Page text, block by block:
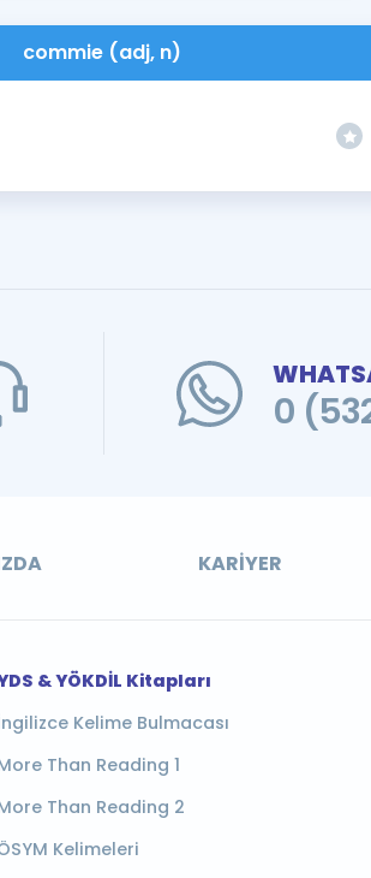
commie (adj, n)
0
KARIYER
& YÖKDİL Kitapları
Kelime Bulmacası
Than Reading 1
Than Reading 2
Kelimeleri